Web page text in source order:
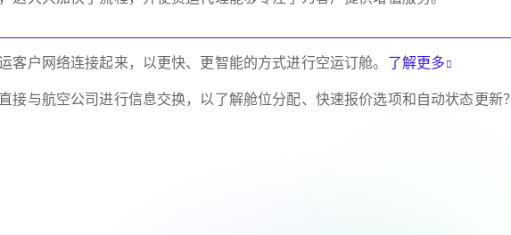
客户网络连接起来，以更快、更智能的方式进行空运订舱。 了解更多
接与航空公司进行信息交换，以了解舱位分配、快速报价选项和自动状态更新？